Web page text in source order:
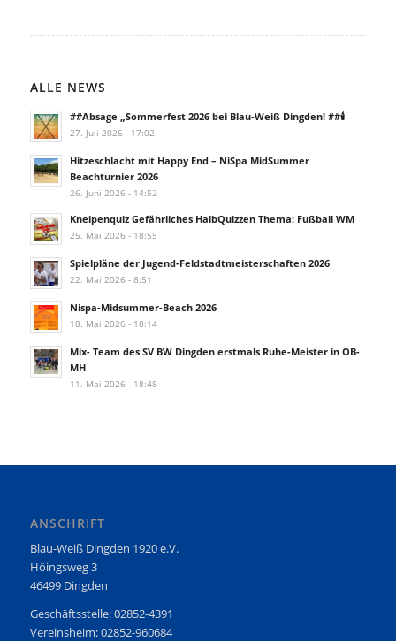
ALLE NEWS
##Absage „Sommerfest 2026 bei Blau-Weiß Dingden! ##🕯️
27. Juli 2026 - 17:02
Hitzeschlacht mit Happy End – NiSpa MidSummer
Beachturnier 2026
26. Juni 2026 - 14:52
Kneipenquiz Gefährliches HalbQuizzen Thema: Fußball WM
25. Mai 2026 - 18:55
Spielpläne der Jugend-Feldstadtmeisterschaften 2026
22. Mai 2026 - 8:51
Nispa-Midsummer-Beach 2026
18. Mai 2026 - 18:14
Mix- Team des SV BW Dingden erstmals Ruhe-Meister in OB-
MH
11. Mai 2026 - 18:48
ANSCHRIFT
Blau-Weiß Dingden 1920 e.V.
Höingsweg 3
46499 Dingden
Geschäftsstelle: 02852-4391
Vereinsheim: 02852-960684